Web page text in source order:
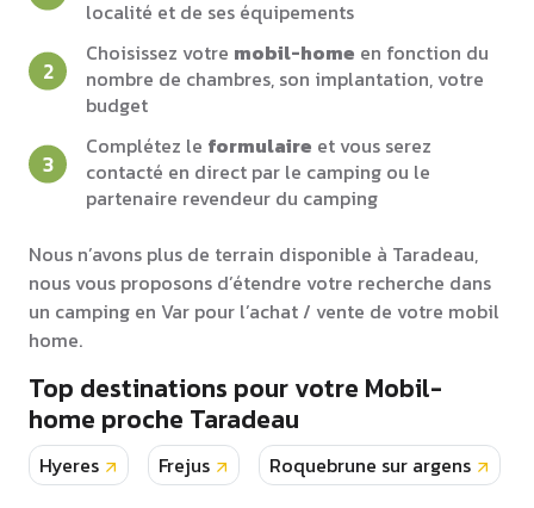
localité et de ses équipements
Choisissez votre mobil-home en fonction du
nombre de chambres, son implantation, votre
budget
Complétez le formulaire et vous serez
contacté en direct par le camping ou le
partenaire revendeur du camping
Nous n’avons plus de terrain disponible à Taradeau,
nous vous proposons d’étendre votre recherche dans
un camping en Var pour l’achat / vente de votre mobil
home.
Top destinations pour votre Mobil-
home proche Taradeau
Hyeres Frejus Roquebrune sur argens